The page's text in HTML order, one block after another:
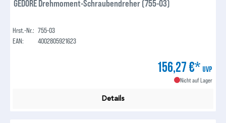
GEDORE Drehmoment-Schraubendreher (755-03)
Hrst.-Nr.: 755-03
EAN:
4002805921623
156,27 €* UVP
Nicht auf Lager
Details